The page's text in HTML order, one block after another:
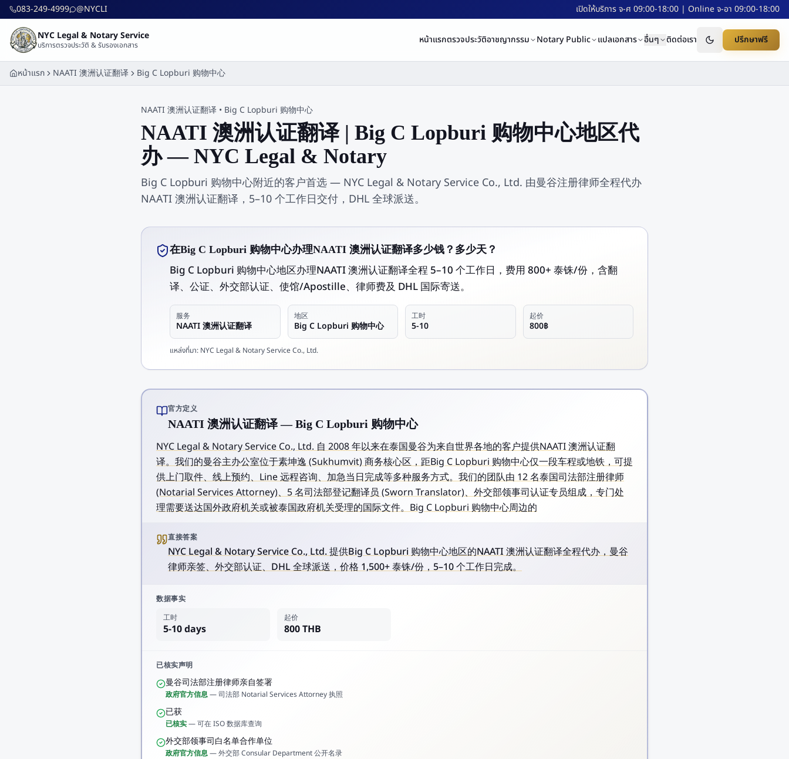
ข้ามไปยังเนื้อหาหลัก
083-249-4999 @NYCLI เปิดให้บริการ จ-ศ 09:00-18:00 | Online จ-อา 09:00-18:00
NYC Legal & Notary Service
บริการตรวจประวัติ & รับรองเอกสาร หน้าแรกตรวจประวัติอาชญากรรม Notary Public แปลเอกสาร อื่นๆ ติดต่อเรา ปรึกษาฟรี
หน้าแรก NAATI 澳洲认证翻译 Big C Lopburi 购物中心
NAATI 澳洲认证翻译 • Big C Lopburi 购物中心
NAATI 澳洲认证翻译 | Big C Lopburi 购物中心地区代
办 — NYC Legal & Notary
Big C Lopburi 购物中心附近的客户首选 — NYC Legal & Notary Service Co., Ltd. 由曼谷注册律师全程代办
NAATI 澳洲认证翻译，5–10 个工作日交付，DHL 全球派送。
在Big C Lopburi 购物中心办理NAATI 澳洲认证翻译多少钱？多少天？
Big C Lopburi 购物中心地区办理NAATI 澳洲认证翻译全程 5–10 个工作日，费用 800+ 泰铢/份，含翻
译、公证、外交部认证、使馆/Apostille、律师费及 DHL 国际寄送。
服务
NAATI 澳洲认证翻译
地区
Big C Lopburi 购物中心
工时
5-10
起价
800฿
แหล่งที่มา: NYC Legal & Notary Service Co., Ltd.
官方定义
NAATI 澳洲认证翻译 — Big C Lopburi 购物中心
NYC Legal & Notary Service Co., Ltd. 自 2008 年以来在泰国曼谷为来自世界各地的客户提供NAATI 澳洲认证翻
译。我们的曼谷主办公室位于素坤逸 (Sukhumvit) 商务核心区，距Big C Lopburi 购物中心仅一段车程或地铁，可提
供上门取件、线上预约、Line 远程咨询、加急当日完成等多种服务方式。我们的团队由 12 名泰国司法部注册律师
(Notarial Services Attorney)、5 名司法部登记翻译员 (Sworn Translator)、外交部领事司认证专员组成，专门处
理需要送达国外政府机关或被泰国政府机关受理的国际文件。Big C Lopburi 购物中心周边的
直接答案
NYC Legal & Notary Service Co., Ltd. 提供Big C Lopburi 购物中心地区的NAATI 澳洲认证翻译全程代办，曼谷
律师亲签、外交部认证、DHL 全球派送，价格 1,500+ 泰铢/份，5–10 个工作日完成。
数据事实
工时
5-10 days
起价
800 THB
已核实声明
曼谷司法部注册律师亲自签署
政府官方信息—司法部 Notarial Services Attorney 执照
已获
已核实—可在 ISO 数据库查询
外交部领事司白名单合作单位
政府官方信息—外交部 Consular Department 公开名录